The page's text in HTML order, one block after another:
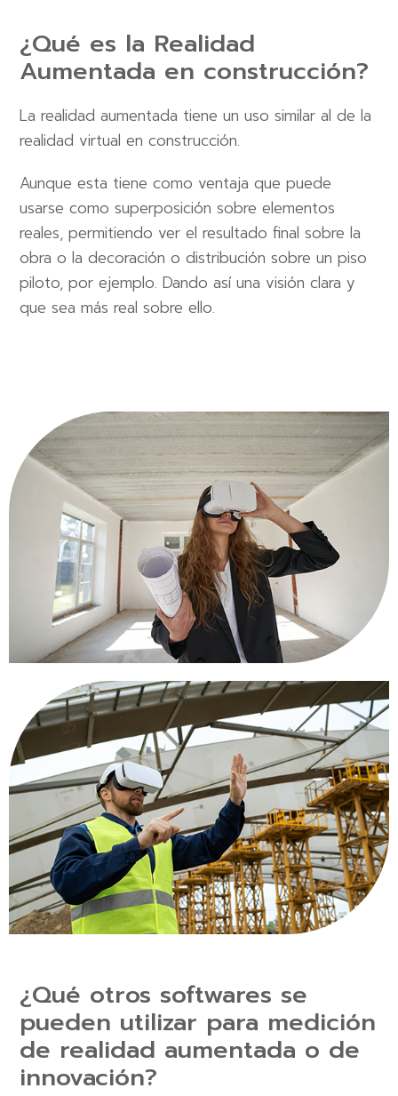
¿Qué es la Realidad
Aumentada en construcción?
La realidad aumentada tiene un uso similar al de la
realidad virtual en construcción.
Aunque esta tiene como ventaja que puede
usarse como superposición sobre elementos
reales, permitiendo ver el resultado final sobre la
obra o la decoración o distribución sobre un piso
piloto, por ejemplo. Dando así una visión clara y
que sea más real sobre ello.
¿Qué otros softwares se
pueden utilizar para medición
de realidad aumentada o de
innovación?